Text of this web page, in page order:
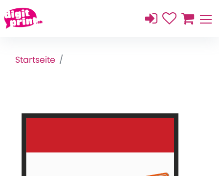
Startseite